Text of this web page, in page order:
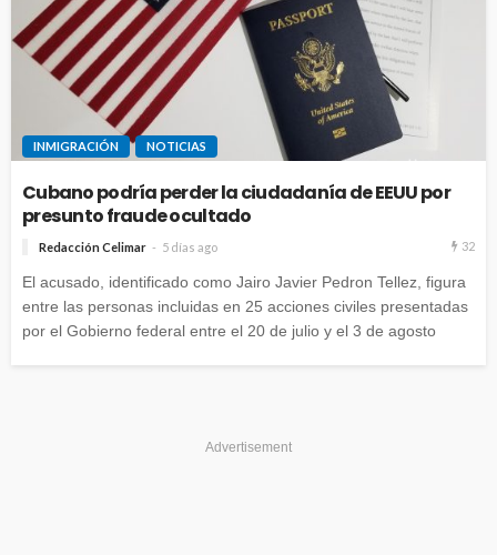
INMIGRACIÓN NOTICIAS
Cubano podría perder la ciudadanía de EEUU por
presunto fraude ocultado
Redacción Celimar 5 días ago 32
El acusado, identificado como Jairo Javier Pedron Tellez, figura
entre las personas incluidas en 25 acciones civiles presentadas
por el Gobierno federal entre el 20 de julio y el 3 de agosto
Advertisement